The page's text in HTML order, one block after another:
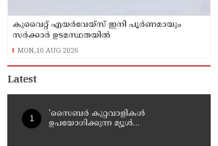
കുവൈറ്റ് എയര്‍വേയ്സ് ഇനി പൂര്‍ണമായും
സര്‍ക്കാര്‍ ഉടമസ്ഥതയില്‍
MON,10 AUG 2026
Latest
'സൈബര്‍ കുറ്റവാളികള്‍
ഉപയോഗിക്കുന്ന മ്യൂള്‍